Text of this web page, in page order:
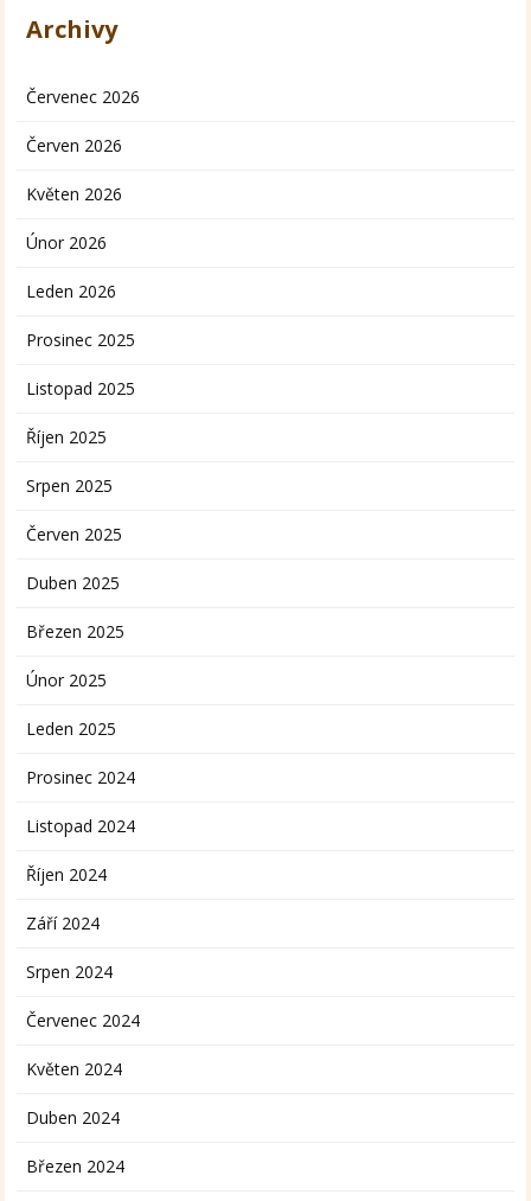
Archivy
Červenec 2026
Červen 2026
Květen 2026
Únor 2026
Leden 2026
Prosinec 2025
Listopad 2025
Říjen 2025
Srpen 2025
Červen 2025
Duben 2025
Březen 2025
Únor 2025
Leden 2025
Prosinec 2024
Listopad 2024
Říjen 2024
Září 2024
Srpen 2024
Červenec 2024
Květen 2024
Duben 2024
Březen 2024